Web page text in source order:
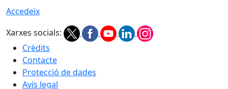
Accedeix
Xarxes socials:
Crèdits
Contacte
Protecció de dades
Avís legal